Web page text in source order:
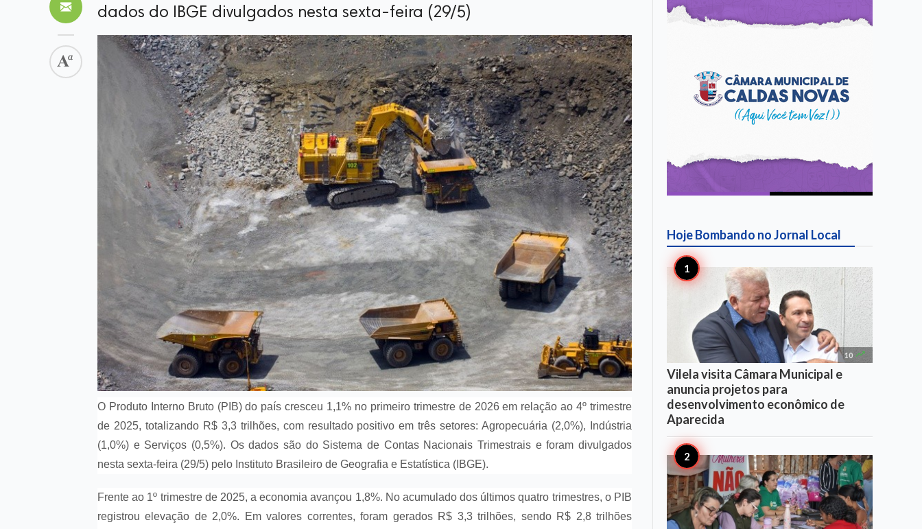
dados do IBGE divulgados nesta sexta-feira (29/5)
O Produto Interno Bruto (PIB) do país cresceu 1,1% no primeiro trimestre de 2026 em relação ao 4º trimestre
de 2025, totalizando R$ 3,3 trilhões, com resultado positivo em três setores: Agropecuária (2,0%), Indústria
(1,0%) e Serviços (0,5%). Os dados são do Sistema de Contas Nacionais Trimestrais e foram divulgados
nesta sexta-feira (29/5) pelo Instituto Brasileiro de Geografia e Estatística (IBGE).
Frente ao 1º trimestre de 2025, a economia avançou 1,8%. No acumulado dos últimos quatro trimestres, o PIB
registrou elevação de 2,0%. Em valores correntes, foram gerados R$ 3,3 trilhões, sendo R$ 2,8 trilhões
Hoje Bombando noJornal Local
10 
Vilela visita Câmara Municipal e
anuncia projetos para
desenvolvimento econômico de
Aparecida